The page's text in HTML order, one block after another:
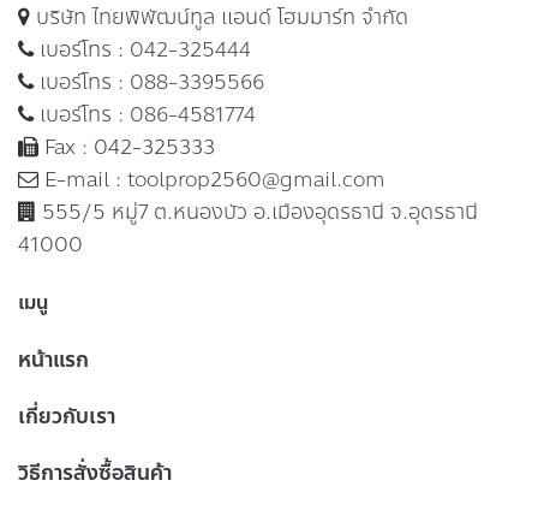
บริษัท ไทยพิพัฒน์ทูล แอนด์ โฮมมาร์ท จำกัด
เบอร์โทร : 042-325444
เบอร์โทร : 088-3395566
เบอร์โทร : 086-4581774
Fax : 042-325333
E-mail : toolprop2560@gmail.com
555/5 หมู่7 ต.หนองบัว อ.เมืองอุดรธานี จ.อุดรธานี
41000
เมนู
หน้าแรก
เกี่ยวกับเรา
วิธีการสั่งซื้อสินค้า